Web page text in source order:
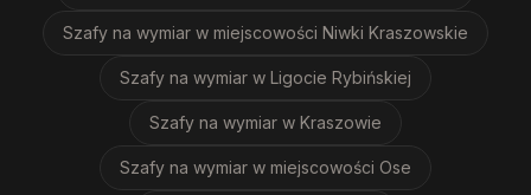
Szafy na wymiar w miejscowości Niwki Kraszowskie
Szafy na wymiar w Ligocie Rybińskiej
Szafy na wymiar w Kraszowie
Szafy na wymiar w miejscowości Ose